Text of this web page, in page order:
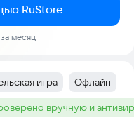
RuStore
месяц
игра Тег:
Офлайн
вручную и